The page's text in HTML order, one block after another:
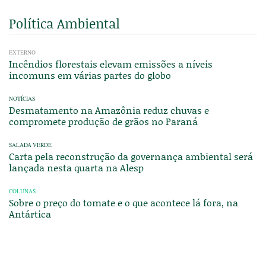
Política Ambiental
EXTERNO
Incêndios florestais elevam emissões a níveis
incomuns em várias partes do globo
NOTÍCIAS
Desmatamento na Amazônia reduz chuvas e
compromete produção de grãos no Paraná
SALADA VERDE
Carta pela reconstrução da governança ambiental será
lançada nesta quarta na Alesp
COLUNAS
Sobre o preço do tomate e o que acontece lá fora, na
Antártica